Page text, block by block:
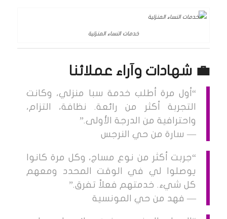
خدمات النساء المنزلية
💼 شهادات وآراء عملائنا
“أول مرة أطلب خدمة سبا منزلي، وكانت
التجربة أكثر من رائعة. نظافة، التزام،
واحترافية من الدرجة الأولى.”
— سارة من حي النرجس
“جربت أكثر من نوع مساج، وكل مرة كانوا
يوصلوا لي في الوقت المحدد ومعهم
كل شيء. خدمتهم فعلاً تفرق.”
— فهد من حي المونسية